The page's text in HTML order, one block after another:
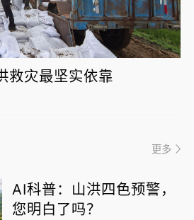
救灾最坚实依靠
更多
AI科普：山洪四色预警，
您明白了吗？